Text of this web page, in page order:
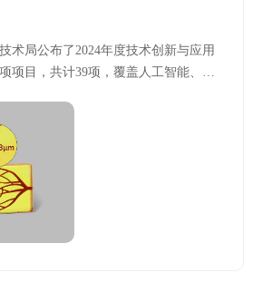
术局公布了2024年度技术创新与应用
项目，共计39项，覆盖人工智能、高